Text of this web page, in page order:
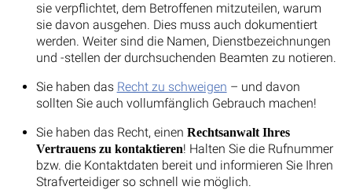
sie verpflichtet, dem Betroffenen mitzuteilen, warum
sie davon ausgehen. Dies muss auch dokumentiert
werden. Weiter sind die Namen, Dienstbezeichnungen
und -stellen der durchsuchenden Beamten zu notieren.
Sie haben das Recht zu schweigen – und davon
sollten Sie auch vollumfänglich Gebrauch machen!
Sie haben das Recht, einen Rechtsanwalt Ihres
Vertrauens zu kontaktieren! Halten Sie die Rufnummer
bzw. die Kontaktdaten bereit und informieren Sie Ihren
Strafverteidiger so schnell wie möglich.